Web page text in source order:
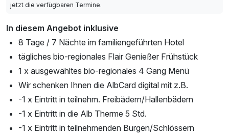
jetzt die verfügbaren Termine.
In diesem Angebot inklusive
8 Tage / 7 Nächte im familiengeführten Hotel
tägliches bio-regionales Flair Genießer Frühstück
1 x ausgewähltes bio-regionales 4 Gang Menü
Wir schenken Ihnen die AlbCard digital mit z.B.
-1 x Eintritt in teilnehm. Freibädern/Hallenbädern
-1 x Eintritt in die Alb Therme 5 Std.
-1 x Eintritt in teilnehmenden Burgen/Schlössern